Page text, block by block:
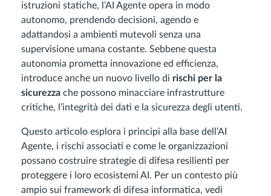
istruzioni statiche, l’AI Agente opera in modo
autonomo, prendendo decisioni, agendo e
adattandosi a ambienti mutevoli senza una
supervisione umana costante. Sebbene questa
autonomia prometta innovazione ed efficienza,
introduce anche un nuovo livello di rischi per la
sicurezza che possono minacciare infrastrutture
critiche, l’integrità dei dati e la sicurezza degli utenti.
Questo articolo esplora i principi alla base dell’AI
Agente, i rischi associati e come le organizzazioni
possano costruire strategie di difesa resilienti per
proteggere i loro ecosistemi AI. Per un contesto più
ampio sui framework di difesa informatica, vedi